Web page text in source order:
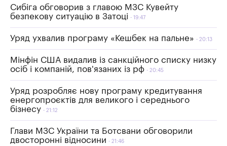
Сибіга обговорив з главою МЗС Кувейту
безпекову ситуацію в Затоці
19:47
Уряд ухвалив програму «Кешбек на пальне» 20:13
Мінфін США видалив із санкційного списку низку
осіб і компаній, пов'язаних із рф
20:45
Уряд розробляє нову програму кредитування
енергопроєктів для великого і середнього
бізнесу
21:12
Глави МЗС України та Ботсвани обговорили
двосторонні відносини
21:46